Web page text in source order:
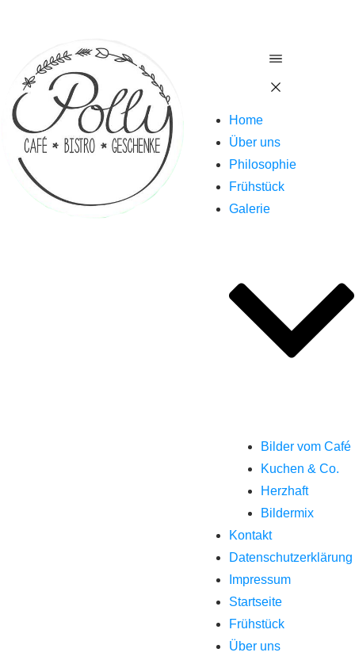
Home
Über uns
Philosophie
Frühstück
Galerie
Bilder vom Café
Kuchen & Co.
Herzhaft
Bildermix
Kontakt
Datenschutzerklärung
Impressum
Startseite
Frühstück
Über uns